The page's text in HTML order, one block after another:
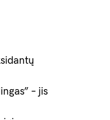
– jis